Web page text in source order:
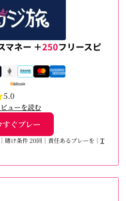
マネー ＋250フリースピ
5.0
ューを読む
すぐプレー
賭け条件 20回｜責任あるプレーを｜ T